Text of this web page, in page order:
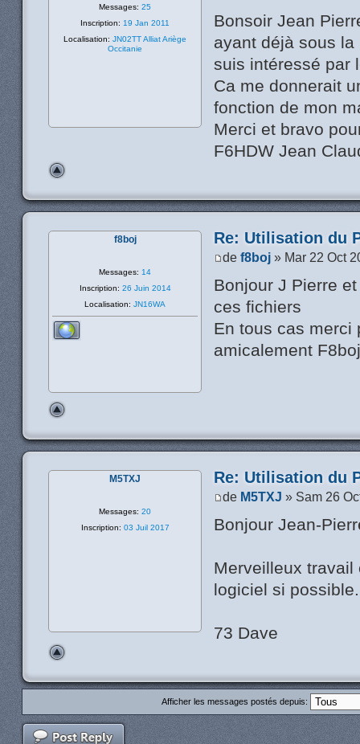
Bonsoir Jean
ayant déjà sous
suis intéressé par
Ca me donnerait
fonction de mon
Merci et bravo
F6HDW Jean
Messages: 25
Inscription: 19 Jan 2011
Localisation: JN02TT Alliat Ariège
Occitanie
Re: Utilisation du
def8boj » Mar 22 Oct
Bonjour J Pierre
ces fichiers
En tous cas merci
amicalement
f8boj
Messages: 14
Inscription: 26 Juin 2014
Localisation: JN16WA
Re: Utilisation du
de M5TXJ » Sam 26
Bonjour Jean-
Merveilleux
logiciel si
73 Dave
M5TXJ
Messages: 20
Inscription: 03 Juil 2017
Afficher les messages postés depuis: